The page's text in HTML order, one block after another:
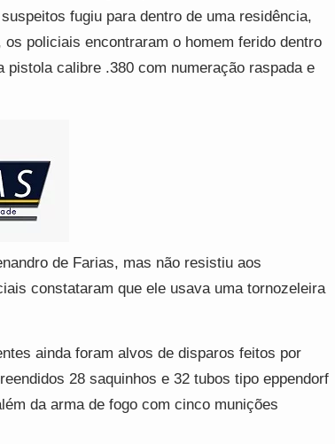
fugiu para dentro de uma residência,
policiais encontraram o homem ferido dentro
calibre .380 com numeração raspada e
de Farias, mas não resistiu aos
constataram que ele usava uma tornozeleira
ainda foram alvos de disparos feitos por
28 saquinhos e 32 tubos tipo eppendorf
da arma de fogo com cinco munições